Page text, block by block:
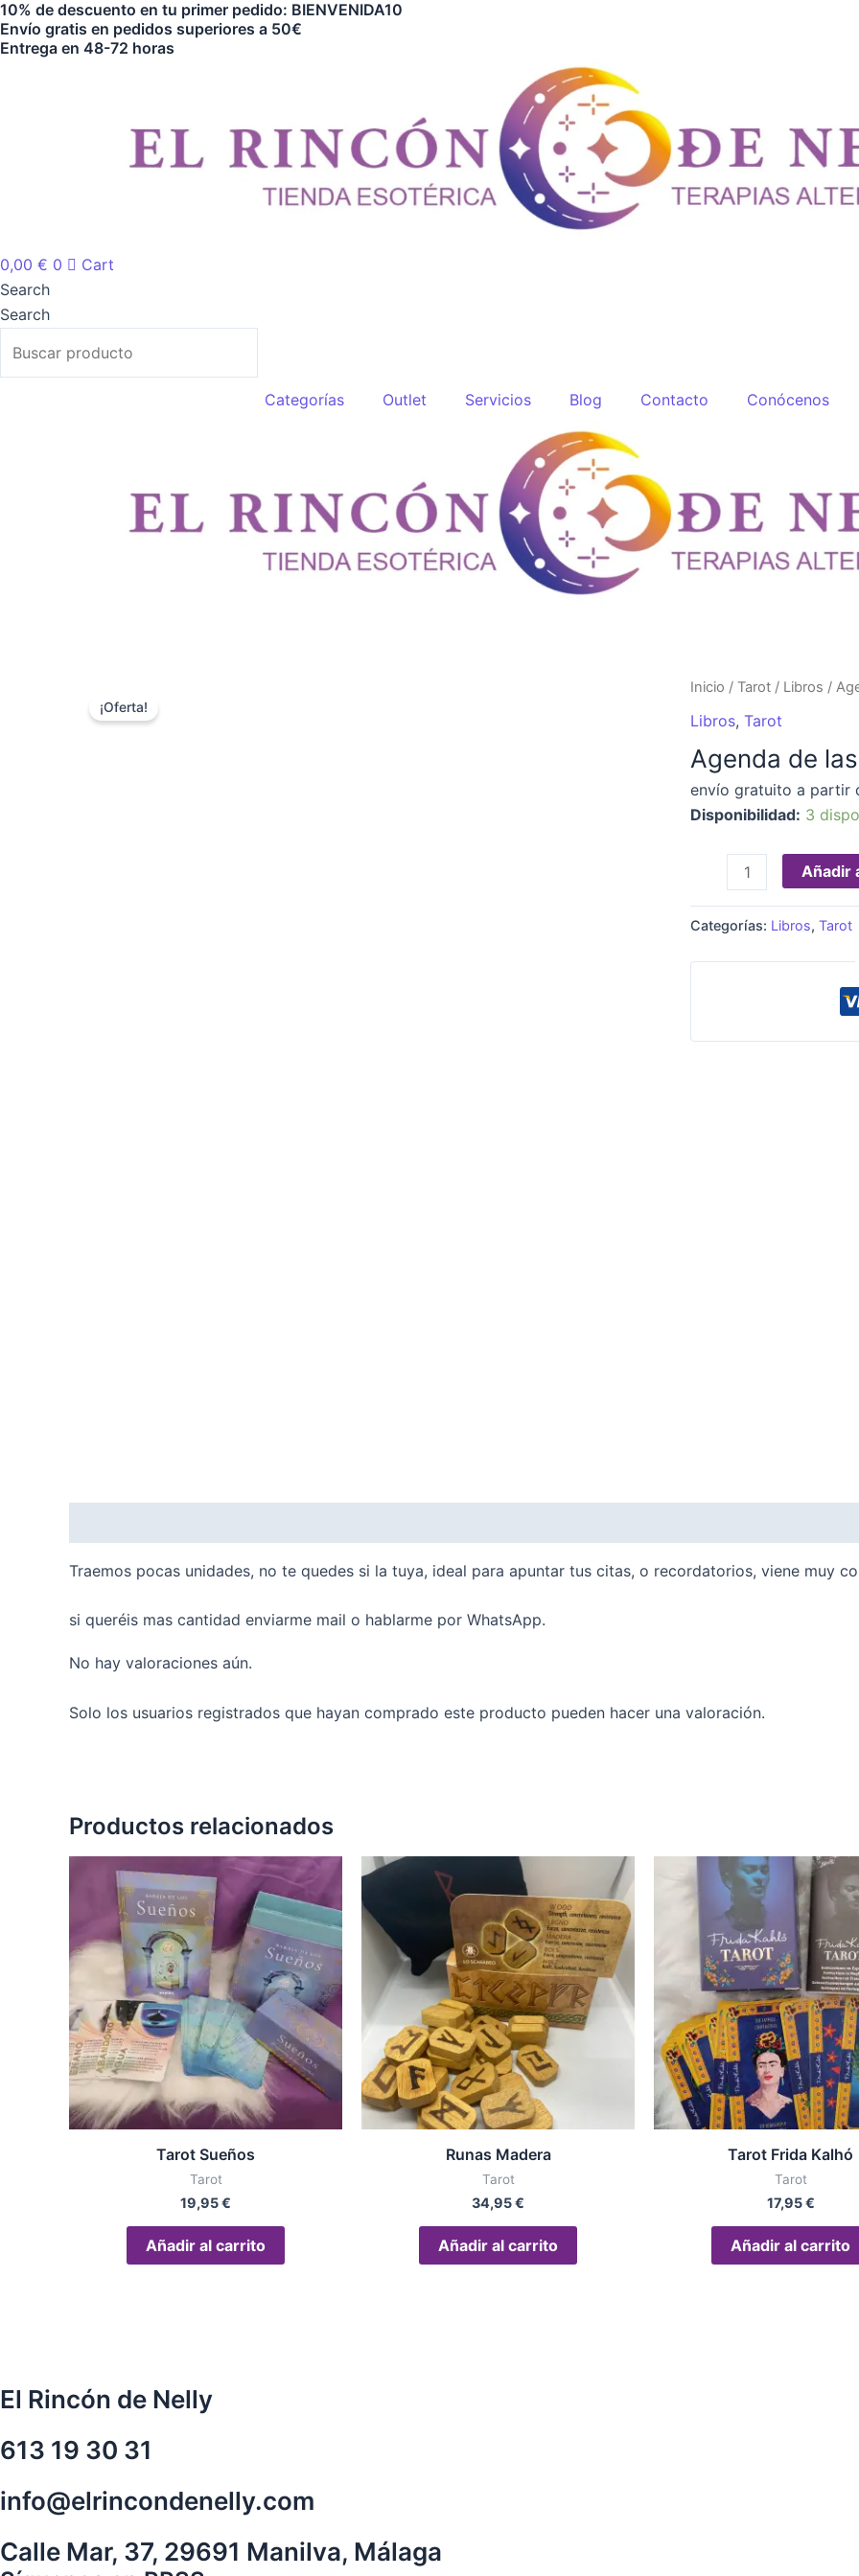
Ir
al
contenido
10% de descuento en tu primer pedido: BIENVENIDA10
Envío gratis en pedidos superiores a 50€
Entrega en 48-72 horas
0,00 € 0
Cart
Search
Search
Categorías Outlet Servicios Blog Contacto Conócenos
¡Oferta!
Inicio / Tarot / Libros /
Libros, Tarot
Agenda de
envío gratuito a partir
Disponibilidad: 3
Agenda
de
Brujas
2025
cantidad
Añadir
Categorías: Libros, Tarot
Traemos pocas unidades, no te quedes si la tuya, ideal para apuntar tus citas, o recordatorios, viene muy
si queréis mas cantidad enviarme mail o hablarme por WhatsApp.
No hay valoraciones aún.
Solo los usuarios registrados que hayan comprado este producto pueden hacer una valoración.
Productos relacionados
Tarot Sueños
Tarot
19,95€
Añadir al carrito
Runas Madera
Tarot
34,95€
Añadir al carrito
Tarot Frida Kalhó
Tarot
17,95€
Añadir al carrito
El Rincón de Nelly
613 19 30 31
info@elrincondenelly.com
Calle Mar, 37, 29691 Manilva, Málaga